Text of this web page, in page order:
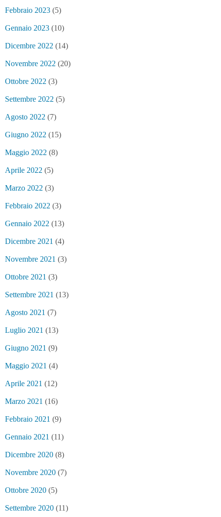
Febbraio 2023 (5)
Gennaio 2023 (10)
Dicembre 2022 (14)
Novembre 2022 (20)
Ottobre 2022 (3)
Settembre 2022 (5)
Agosto 2022 (7)
Giugno 2022 (15)
Maggio 2022 (8)
Aprile 2022 (5)
Marzo 2022 (3)
Febbraio 2022 (3)
Gennaio 2022 (13)
Dicembre 2021 (4)
Novembre 2021 (3)
Ottobre 2021 (3)
Settembre 2021 (13)
Agosto 2021 (7)
Luglio 2021 (13)
Giugno 2021 (9)
Maggio 2021 (4)
Aprile 2021 (12)
Marzo 2021 (16)
Febbraio 2021 (9)
Gennaio 2021 (11)
Dicembre 2020 (8)
Novembre 2020 (7)
Ottobre 2020 (5)
Settembre 2020 (11)